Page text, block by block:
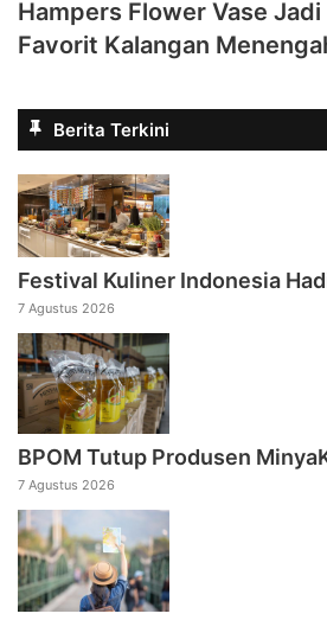
Hampers Flower Vase
Favorit Kalangan
Berita Terkini
Festival Kuliner Indonesia
7 Agustus 2026
BPOM Tutup Produsen
7 Agustus 2026